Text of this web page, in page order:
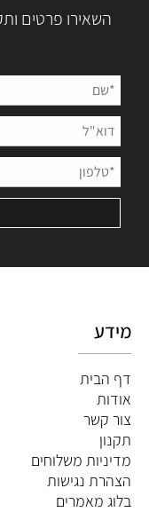
השאירו פרטים
מידע
דף הבית
אודות
צור קשר
תקנון
מדיניות משלוחים
הצהרת נגישות
בלוג מאמרים